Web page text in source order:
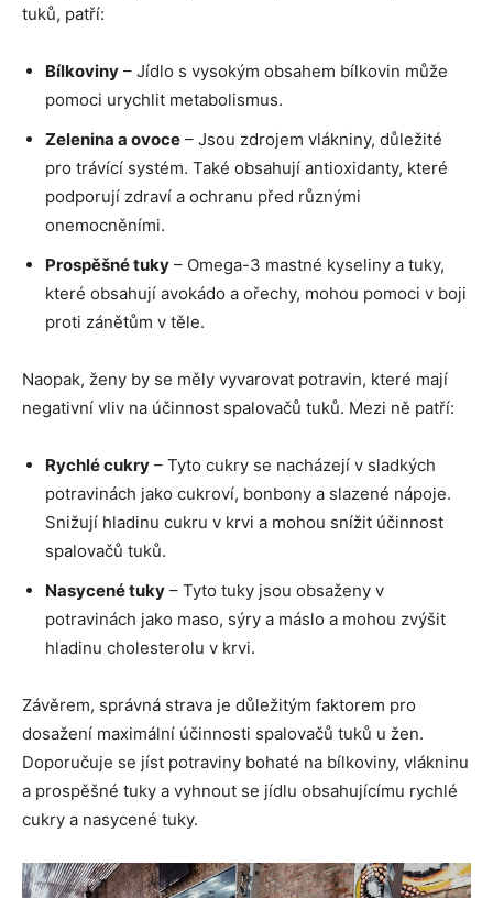
tuků, patří:
Bílkoviny – Jídlo s vysokým obsahem bílkovin může
pomoci urychlit metabolismus.
Zelenina a ovoce – Jsou zdrojem vlákniny, důležité
pro trávící systém. Také obsahují antioxidanty, které
podporují zdraví a ochranu před různými
onemocněními.
Prospěšné tuky – Omega-3 mastné kyseliny a tuky,
které obsahují avokádo a ořechy, mohou pomoci v boji
proti zánětům v těle.
Naopak, ženy by se měly vyvarovat potravin, které mají
negativní vliv na účinnost spalovačů tuků. Mezi ně patří:
Rychlé cukry – Tyto cukry se nacházejí v sladkých
potravinách jako cukroví, bonbony a slazené nápoje.
Snižují hladinu cukru v krvi a mohou snížit účinnost
spalovačů tuků.
Nasycené tuky – Tyto tuky jsou obsaženy v
potravinách jako maso, sýry a máslo a mohou zvýšit
hladinu cholesterolu v krvi.
Závěrem, správná strava je důležitým faktorem pro
dosažení maximální účinnosti spalovačů tuků u žen.
Doporučuje se jíst potraviny bohaté na bílkoviny, vlákninu
a prospěšné tuky a vyhnout se jídlu obsahujícímu rychlé
cukry a nasycené tuky.